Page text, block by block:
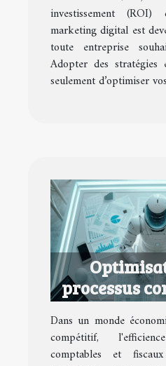
investissement
marketing digital est
toute entreprise
Adopter des stratégies
seulement d’optimiser
processus
fiscaux
Dans un monde
compétitif,
comptables et